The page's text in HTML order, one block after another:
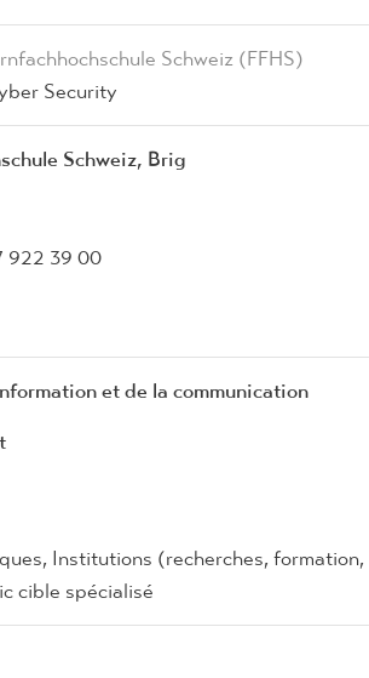
Schweiz (FFHS)
Security
Schweiz, Brig
922 39 00
et de la communication
Institutions (recherches, formation,
cible spécialisé